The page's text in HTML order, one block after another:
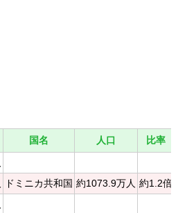
国名 人口
比率
ドミニカ共和国 約1073.9万人 約1.2倍